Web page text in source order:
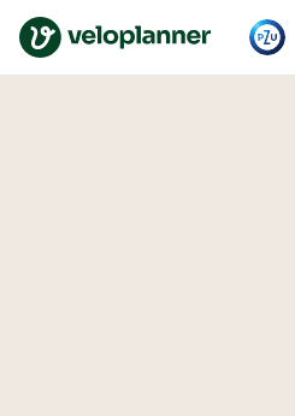
VeloPlanner